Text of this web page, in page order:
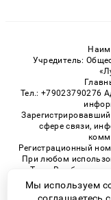
Учредитель:
Тел.: +79023790276
сфере связи,
Регистрационный
При любом
Town.Ru
только при
Мы используем